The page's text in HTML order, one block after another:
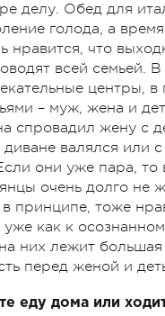
делу. Обед для
голода, а
нравится, что
всей семьей.
центры, в
– муж, жена и
спровадил жену с
валялся или
они уже пара, то
очень долго не
принципе, тоже
уже как к
них лежит большая
перед женой и
еду дома или